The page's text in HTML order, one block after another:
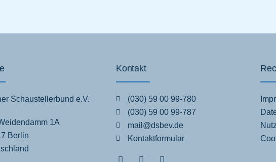
Schaustellerbund e.V.
1A
Berlin
Kontakt
(030) 59 00 99-780
(030) 59 00 99-787
mail@dsbev.de
Kontaktformular